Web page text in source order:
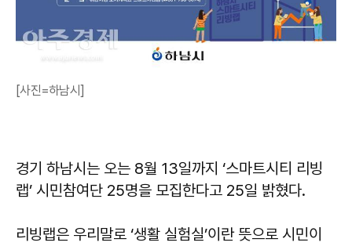
[사진=하남시]
경기 하남시는 오는 8월 13일까지 ‘스마트시티 리빙
랩’ 시민참여단 25명을 모집한다고 25일 밝혔다.
리빙랩은 우리말로 ‘생활 실험실’이란 뜻으로 시민이